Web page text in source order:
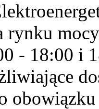
rynku
- 18:00 i